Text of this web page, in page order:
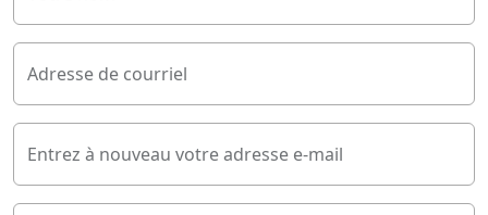
Adresse de courriel
Entrez à nouveau votre adresse e-mail